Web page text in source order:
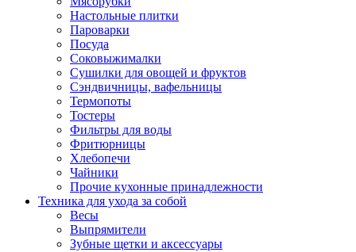
Зависимые комплекты
Посудомоечные машины встраиваемые
Стиральные машины встраиваемые
Холодильники встраиваемые
Техника для дома
Пылесосы
Утюги
Оверлоки
Настольные лампы
Часы
Стеклоочистители
Настольные плитки
Пароварки
Посуда
Соковыжималки
Сушилки для овощей и фруктов
Сэндвичницы, вафельницы
Термопоты
Тостеры
Фильтры для воды
Фритюрницы
Хлебопечи
Чайники
Прочие кухонные принадлежности
Техника для ухода за собой
Весы
Выпрямители
Зубные щетки и аксессуары